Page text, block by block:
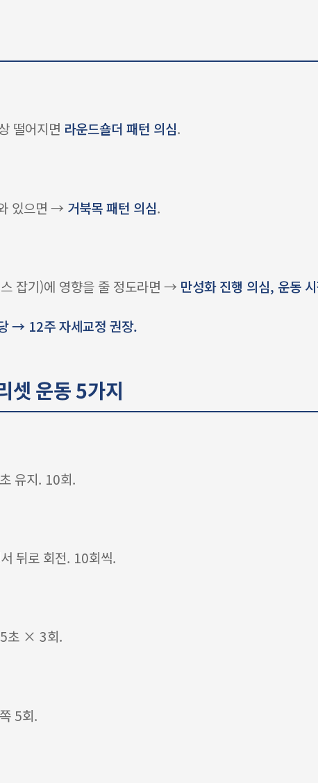
떨어지면 라운드숄더 패턴 의심.
있으면 → 거북목 패턴 의심.
잡기)에 영향을 줄 정도라면 → 만성화 진행 의심, 운동
→ 12주 자세교정 권장.
셋 운동 5가지
유지. 10회.
뒤로 회전. 10회씩.
5초 × 3회.
5회.